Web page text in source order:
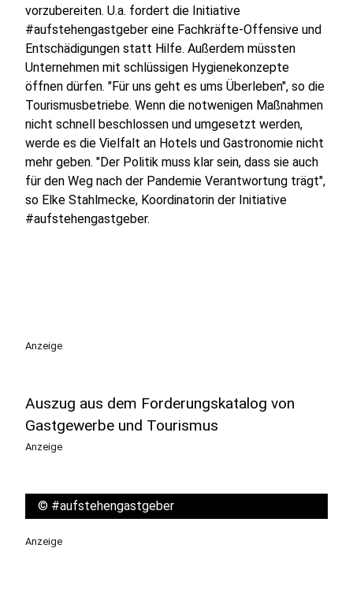
vorzubereiten. U.a. fordert die Initiative
#aufstehengastgeber eine Fachkräfte-Offensive und
Entschädigungen statt Hilfe. Außerdem müssten
Unternehmen mit schlüssigen Hygienekonzepte
öffnen dürfen. "Für uns geht es ums Überleben", so die
Tourismusbetriebe. Wenn die notwenigen Maßnahmen
nicht schnell beschlossen und umgesetzt werden,
werde es die Vielfalt an Hotels und Gastronomie nicht
mehr geben. "Der Politik muss klar sein, dass sie auch
für den Weg nach der Pandemie Verantwortung trägt",
so Elke Stahlmecke, Koordinatorin der Initiative
#aufstehengastgeber.
Anzeige
Auszug aus dem Forderungskatalog von
Gastgewerbe und Tourismus
Anzeige
© #aufstehengastgeber
Anzeige